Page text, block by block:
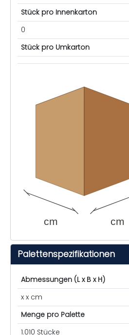
Stück pro Innenkarton
0
Stück pro Umkarton
cm cm
Palettenspezifikationen
Abmessungen (L x B x H)
x x cm
Menge pro Palette
1.010 Stücke